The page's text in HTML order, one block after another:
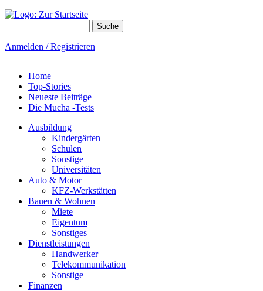
Anmelden / Registrieren
Home
Top-Stories
Neueste Beiträge
Die Mucha -Tests
Ausbildung
Kindergärten
Schulen
Sonstige
Universitäten
Auto & Motor
KFZ-Werkstätten
Bauen & Wohnen
Miete
Eigentum
Sonstiges
Dienstleistungen
Handwerker
Telekommunikation
Sonstige
Finanzen